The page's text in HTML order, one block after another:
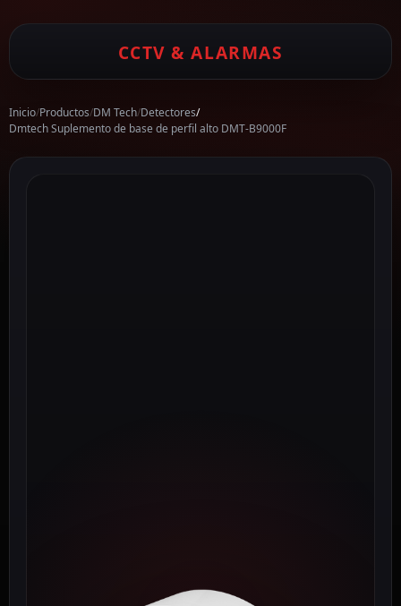
CCTV & ALARMAS
Inicio/Productos/DM Tech/Detectores/
Dmtech Suplemento de base de perfil alto DMT-B9000F